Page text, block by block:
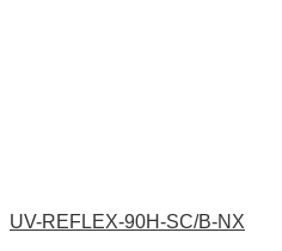
UV-REFLEX-90H-SC/B-NX